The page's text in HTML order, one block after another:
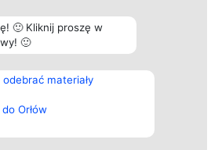
🙂 Kliknij proszę w
🙂
materiały
Orłów
Plebiscyt
Laureaci
Lista
wszystkich
Zasady
Prywatności
Kontakt
Kontakt